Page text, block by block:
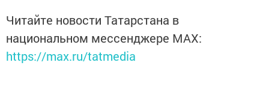
Читайте новости Татарстана в
национальном мессенджере MАХ:
https://max.ru/tatmedia